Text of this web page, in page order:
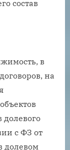
состав
в
на
долевого
с ФЗ от
долевом